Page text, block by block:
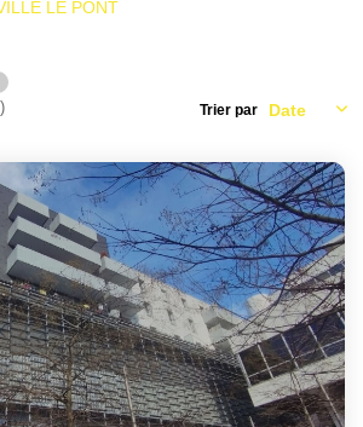
Chatou - Location | Gestion | Syndic
IMMOBILIER Houilles
IMMOBILIER Sartrouville
CONTACT
LE PONT
Trier par